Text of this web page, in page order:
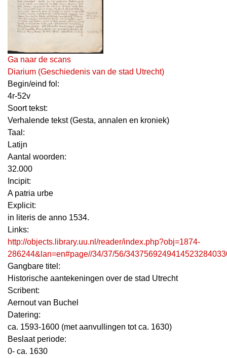
Ga naar de scans
Diarium (Geschiedenis van de stad Utrecht)
Begin/eind fol:
4r-52v
Soort tekst:
Verhalende tekst (Gesta, annalen en kroniek)
Taal:
Latijn
Aantal woorden:
32.000
Incipit:
A patria urbe
Explicit:
in literis de anno 1534.
Links:
http://objects.library.uu.nl/reader/index.php?obj=1874-
286244&lan=en#page//34/37/56/
Gangbare titel:
Historische aantekeningen over de stad Utrecht
Scribent:
Aernout van Buchel
Datering:
ca. 1593-1600 (met aanvullingen tot ca. 1630)
Beslaat periode:
0- ca. 1630